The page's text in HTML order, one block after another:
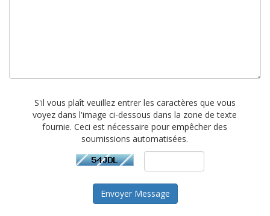
S'il vous plaît veuillez entrer les caractères que vous
voyez dans l'image ci-dessous dans la zone de texte
fournie. Ceci est nécessaire pour empêcher des
soumissions automatisées.
Envoyer Message